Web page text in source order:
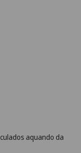
aquando da